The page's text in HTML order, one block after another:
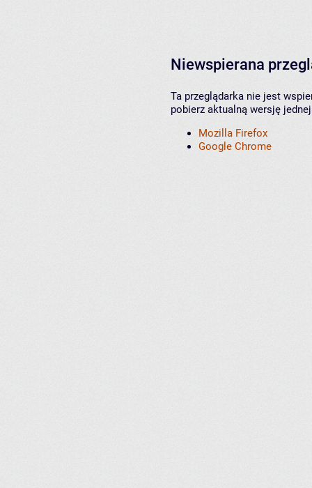
Niewspierana
Ta przeglądarka nie jest
pobierz aktualną wersję
Mozilla Firefox
Google Chrome